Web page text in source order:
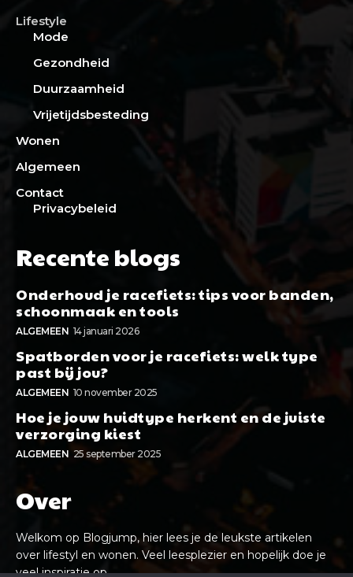
Lifestyle
Mode
Gezondheid
Duurzaamheid
Vrijetijdsbesteding
Wonen
Algemeen
Contact
Privacybeleid
Recente blogs
Onderhoud je racefiets: tips voor banden,
schoonmaak en tools
ALGEMEEN 14 januari 2026
Spatborden voor je racefiets: welk type
past bij jou?
ALGEMEEN 10 november 2025
Hoe je jouw huidtype herkent en de juiste
verzorging kiest
ALGEMEEN 25 september 2025
Over
Welkom op Blogjump, hier lees je de leukste artikelen
over lifestyl en wonen. Veel leesplezier en hopelijk doe je
veel inspiratie op.